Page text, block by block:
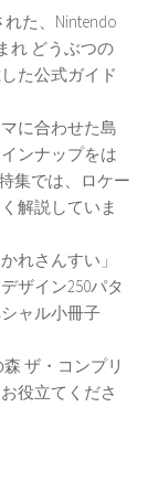
た、Nintendo
れ どうぶつの
た公式ガイド
に合わせた島
ンナップをは
集では、ロケー
解説していま
れさんすい」
ザイン250パタ
ャル小冊子
ザ・コンプリ
役立てくださ